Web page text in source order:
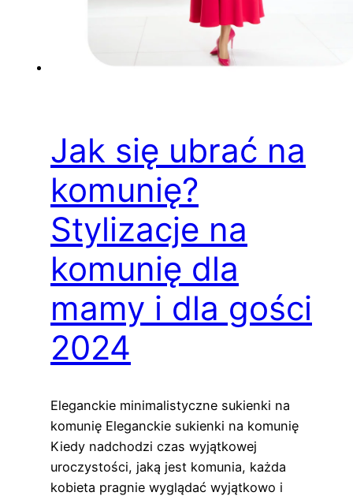
Jak się ubrać na
komunię?
Stylizacje na
komunię dla
mamy i dla gości
2024
Eleganckie minimalistyczne sukienki na
komunię Eleganckie sukienki na komunię
Kiedy nadchodzi czas wyjątkowej
uroczystości, jaką jest komunia, każda
kobieta pragnie wyglądać wyjątkowo i